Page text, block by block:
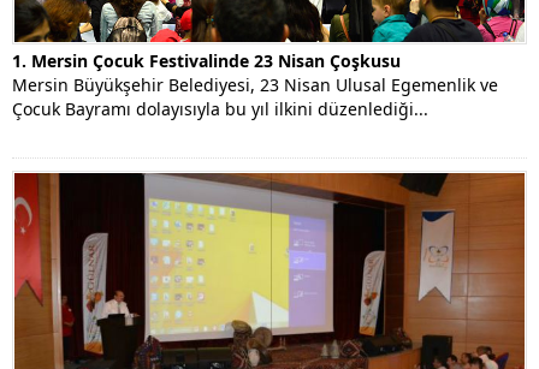
1. Mersin Çocuk Festivalinde 23 Nisan Çoşkusu
Mersin Büyükşehir Belediyesi, 23 Nisan Ulusal Egemenlik ve
Çocuk Bayramı dolayısıyla bu yıl ilkini düzenlediği...